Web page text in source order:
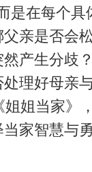
是在每个
亲是否会
产生分歧
理好母亲
姐姐当家》
家智慧与